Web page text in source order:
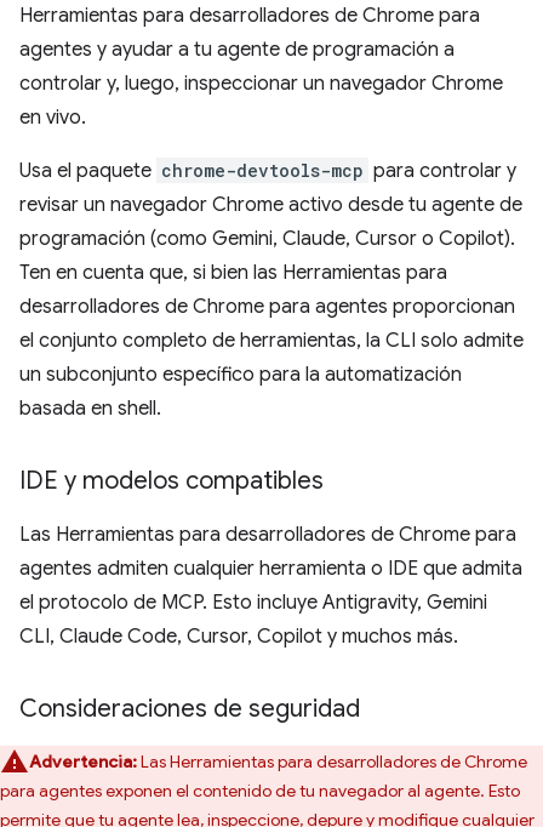
Herramientas para desarrolladores de Chrome para
agentes y ayudar a tu agente de programación a
controlar y, luego, inspeccionar un navegador Chrome
en vivo.
Usa el paquete chrome-devtools-mcp para controlar y
revisar un navegador Chrome activo desde tu agente de
programación (como Gemini, Claude, Cursor o Copilot).
Ten en cuenta que, si bien las Herramientas para
desarrolladores de Chrome para agentes proporcionan
el conjunto completo de herramientas, la CLI solo admite
un subconjunto específico para la automatización
basada en shell.
IDE y modelos compatibles
Las Herramientas para desarrolladores de Chrome para
agentes admiten cualquier herramienta o IDE que admita
el protocolo de MCP. Esto incluye Antigravity, Gemini
CLI, Claude Code, Cursor, Copilot y muchos más.
Consideraciones de seguridad
Advertencia:Las Herramientas para desarrolladores de Chrome
para agentes exponen el contenido de tu navegador al agente. Esto
permite que tu agente lea, inspeccione, depure y modifique cualquier